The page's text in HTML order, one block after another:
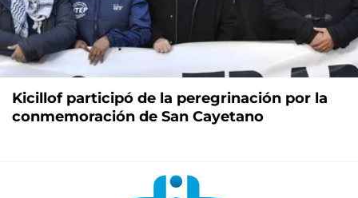
Kicillof participó de la peregrinación por la
conmemoración de San Cayetano